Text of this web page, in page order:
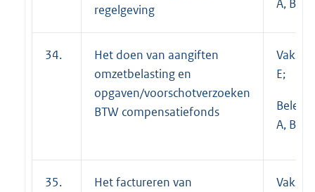
regelgeving
A, B en
34.
Het doen van aangiften
omzetbelasting en
opgaven/voorschotverzoeken
BTW compensatiefonds
E;
A, B en
35.
Het factureren van